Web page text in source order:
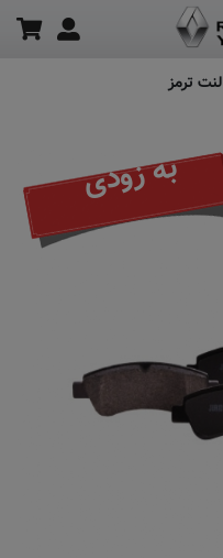
لنت ترمز
به زودی